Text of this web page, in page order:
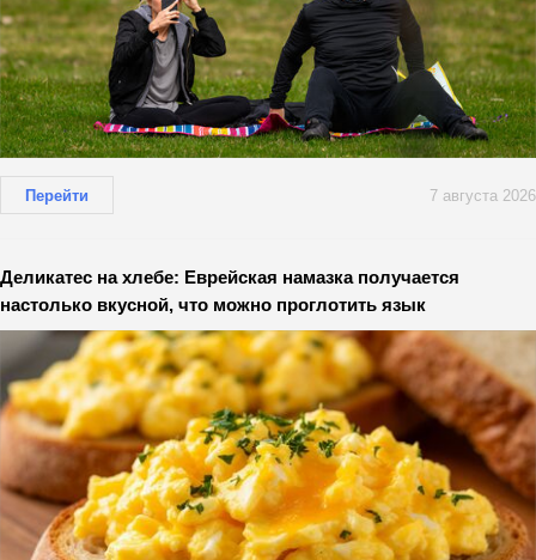
Перейти 7 августа 2026
Деликатес на хлебе: Еврейская намазка получается
настолько вкусной, что можно проглотить язык